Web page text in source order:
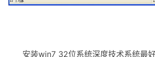
安装win7 32位系统深度技术系统最